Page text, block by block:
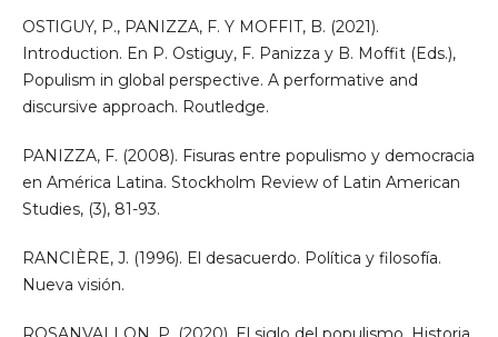
OSTIGUY, P., PANIZZA, F. Y MOFFIT, B. (2021).
Introduction. En P. Ostiguy, F. Panizza y B. Moffit (Eds.),
Populism in global perspective. A performative and
discursive approach. Routledge.
PANIZZA, F. (2008). Fisuras entre populismo y democracia
en América Latina. Stockholm Review of Latin American
Studies, (3), 81-93.
RANCIÈRE, J. (1996). El desacuerdo. Política y filosofía.
Nueva visión.